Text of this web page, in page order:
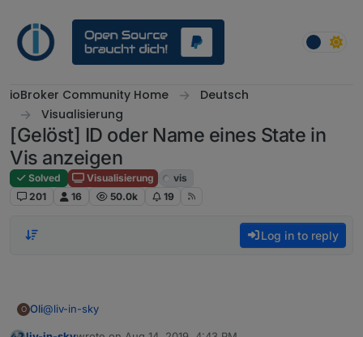
ioBroker Community Home
Deutsch
Visualisierung
[Gelöst] ID oder Name eines State in
Vis anzeigen
Solved Visualisierung
vis
201
16 50.0k 19
Log in to reply
O Oli@liv-in-sky